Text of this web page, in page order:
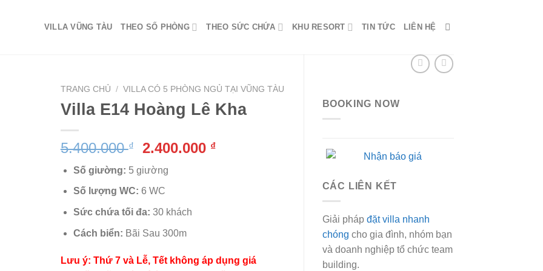
VILLA VŨNG TÀU THEO SỐ PHÒNG THEO SỨC CHỨA KHU RESORT TIN TỨC LIÊN HỆ
BOOKING NOW
CÁC LIÊN KẾT
Giải pháp đặt villa nhanh
chóng cho gia đình, nhóm bạn
và doanh nghiệp tổ chức team
building.
TRANG CHỦ / VILLA CÓ 5 PHÒNG NGỦ TẠI VŨNG TÀU
Villa E14 Hoàng Lê Kha
5.400.000₫
Giá
gốc
là:
5.400.000 ₫.
2.400.000 ₫Giá
Số giường: 5 giường
Số lượng WC: 6 WC
Sức chứa tối đa: 30 khách
Cách biển: Bãi Sau 300m
Lưu ý: Thứ 7 và Lễ, Tết không áp dụng giá